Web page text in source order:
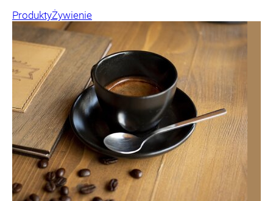
ProduktyŻywienie